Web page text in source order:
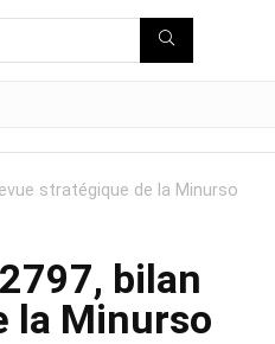
stratégique de la Minurso
bilan
la Minurso